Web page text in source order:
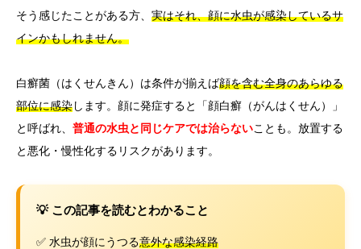
そう感じたことがある方、 実はそれ、顔に水虫が感染しているサ
インかもしれません。
白癬菌（はくせんきん）は条件が揃えば顔を含む全身のあらゆる
部位に感染します。顔に発症すると「顔白癬（がんはくせん）」
と呼ばれ、 普通の水虫と同じケアでは治らないことも。放置する
と悪化・慢性化するリスクがあります。
💡 この記事を読むとわかること
✅ 水虫が顔にうつる意外な感染経路